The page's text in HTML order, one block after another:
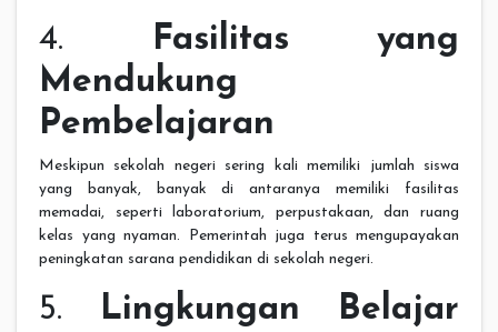
4.
Fasilitas yang
Mendukung
Pembelajaran
Meskipun sekolah negeri sering kali memiliki jumlah siswa
yang banyak, banyak di antaranya memiliki fasilitas
memadai, seperti laboratorium, perpustakaan, dan ruang
kelas yang nyaman. Pemerintah juga terus mengupayakan
peningkatan sarana pendidikan di sekolah negeri.
5. Lingkungan Belajar